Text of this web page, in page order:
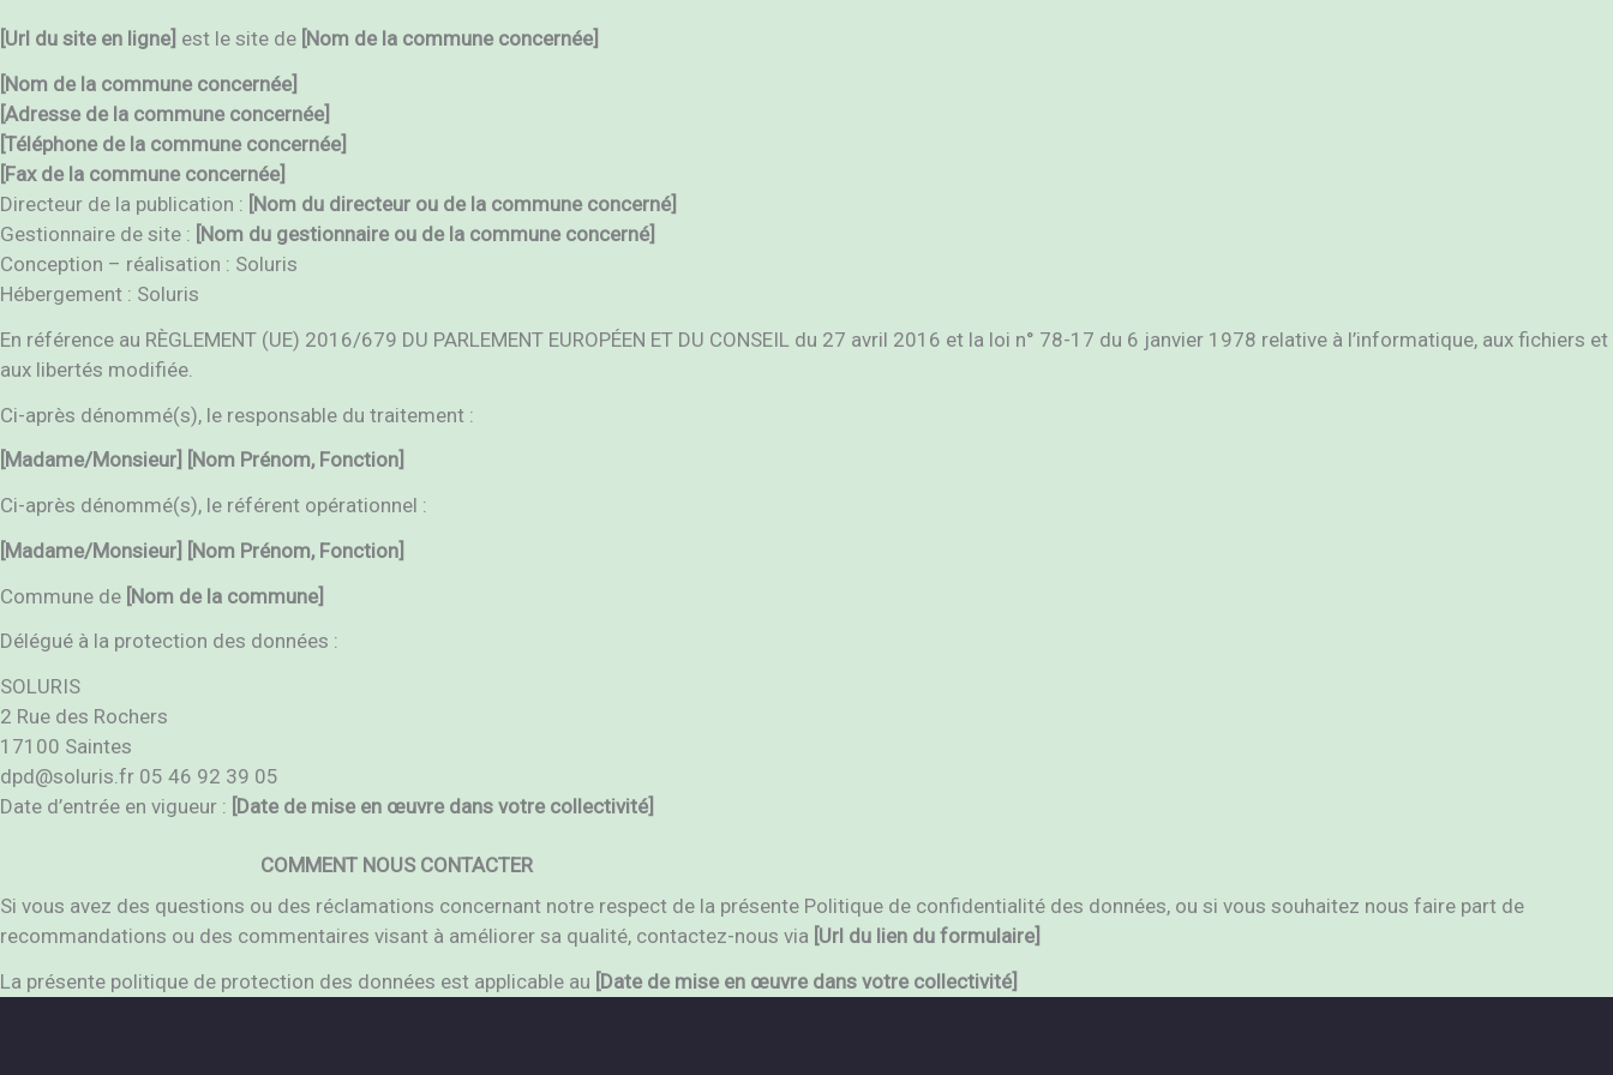
[Url du site en ligne] est le site de [Nom de la commune concernée]
[Nom de la commune concernée]
[Adresse de la commune concernée]
[Téléphone de la commune concernée]
[Fax de la commune concernée]
Directeur de la publication : Nom du directeur ou de la commune concerné]
Gestionnaire de site : Nom du gestionnaire ou de la commune concerné]
Conception – réalisation : Soluris
Hébergement : Soluris
En référence au RÈGLEMENT (UE) 2016/679 DU PARLEMENT EUROPÉEN ET DU CONSEIL du 27 avril 2016 et la loi n° 78-17 du 6 janvier 1978 relative à l’informatique, aux fichiers et
aux libertés modifiée.
Ci-après dénommé(s), le responsable du traitement :
[Madame/Monsieur] Nom Prénom, Fonction]
Ci-après dénommé(s), le référent opérationnel :
[Madame/Monsieur] [Nom Prénom, Fonction]
Commune de [Nom de la commune]
Délégué à la protection des données :
SOLURIS
2 Rue des Rochers
17100 Saintes
dpd@soluris.fr 05 46 92 39 05
Date d’entrée en vigueur : [Date de mise en œuvre dans votre collectivité]
COMMENT NOUS CONTACTER
Si vous avez des questions ou des réclamations concernant notre respect de la présente Politique de confidentialité des données, ou si vous souhaitez nous faire part de
recommandations ou des commentaires visant à améliorer sa qualité, contactez-nous via [Url du lien du formulaire]
La présente politique de protection des données est applicable au [Date de mise en œuvre dans votre collectivité]